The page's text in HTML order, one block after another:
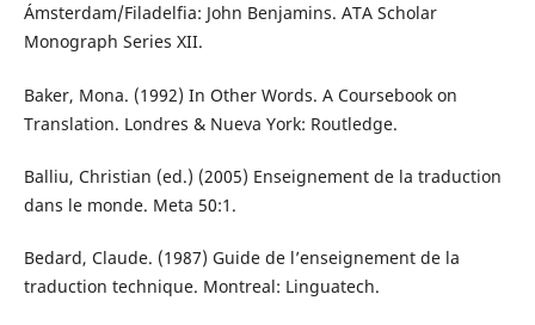
Ámsterdam/Filadelfia: John Benjamins. ATA Scholar
Monograph Series XII.
Baker, Mona. (1992) In Other Words. A Coursebook on
Translation. Londres & Nueva York: Routledge.
Balliu, Christian (ed.) (2005) Enseignement de la traduction
dans le monde. Meta 50:1.
Bedard, Claude. (1987) Guide de l’enseignement de la
traduction technique. Montreal: Linguatech.